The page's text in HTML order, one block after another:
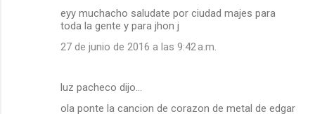
eyy muchacho saludate por ciudad majes para
toda la gente y para jhon j
27 de junio de 2016 a las 9:42 a.m.
luz pacheco dijo…
ola ponte la cancion de corazon de metal de edgar